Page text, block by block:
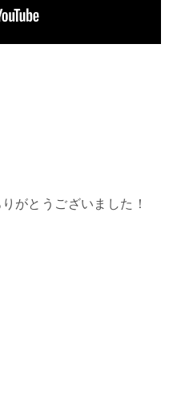
がとうございました！